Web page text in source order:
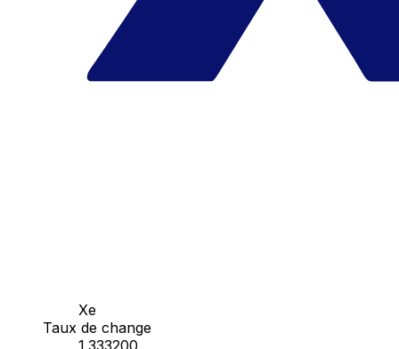
Xe
Taux de change
1.333200